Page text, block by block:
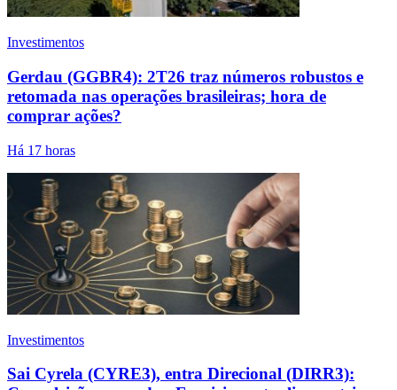
Investimentos
Gerdau (GGBR4): 2T26 traz números robustos e
retomada nas operações brasileiras; hora de
comprar ações?
Há 17 horas
Investimentos
Sai Cyrela (CYRE3), entra Direcional (DIRR3):